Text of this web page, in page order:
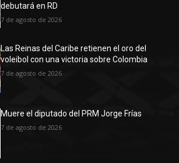
debutará en RD
7 de agosto de 2026
Las Reinas del Caribe retienen el oro del
voleibol con una victoria sobre Colombia
7 de agosto de 2026
Muere el diputado del PRM Jorge Frías
7 de agosto de 2026